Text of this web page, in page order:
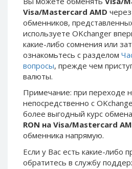
Visa/Mastercard AMD
обменников,
используете OKchanger
какие-либо сомнения или
ознакомьтесь с разделом
вопросы, прежде чем
валюты.
Примечание: при переходе
непосредственно c
более выгодный курс обмена
RON на Visa/Mastercard
обменника напрямую.
Если у Вас есть какие-либо
обратитесь в службу
Skril AUD
Skril NOK
Skril SEK
Paxum USD
Paxum EUR
Epay EUR
Phone Balance RUB
Phone Balance UAH
Neteller USD